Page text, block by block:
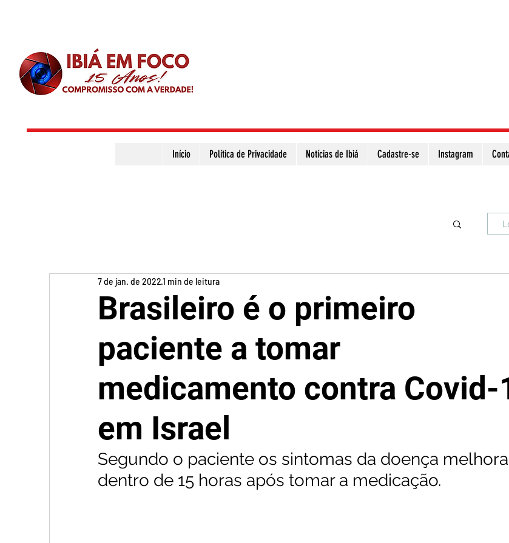
Início Política de Privacidade Notícias de Ibiá Cadastre-se Instagram
Brasileiro é o primeiro
paciente a tomar
medicamento contra Covid-
em Israel
7 de jan. de 20221 min de leitura
Segundo o paciente os sintomas da doença
dentro de 15 horas após tomar a medicação.